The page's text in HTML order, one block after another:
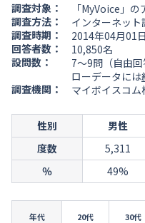
調査対象：
「MyVoice」
調査方法：
インターネット
調査時期：
2014年04月01
回答者数：
10,850名
設問数：
7～9問（自由回
ローデータには
調査機関：
マイボイスコム
性別 男性
度数
5,311
％
49%
年代 20代 30代